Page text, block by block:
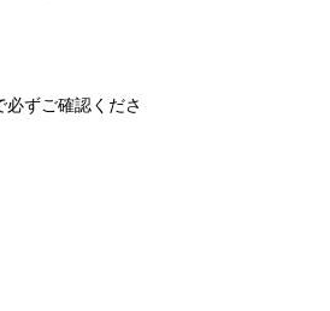
ずご確認くださ